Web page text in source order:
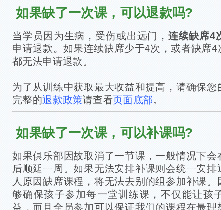
如果缺了一次课，可以退款吗?
当学员因为生病，受伤或出远门， 连续缺席4
申请退款。如果连续缺席少于4次，或者缺席
都无法申请退款。
为了从训练中获取最大收益和提高，请确保
完整的退款政策请查看页面底部。
如果缺了一次课，可以补课吗?
如果俱乐部因故取消了一节课，一般情况下
后顺延一周。如果无法安排补课则会统一安
人原因缺席课程，将无法去别的组参加补课
够确保孩子参加每一堂训练课，不仅能让孩
益，而且全员参加可以保证我们的课程在最